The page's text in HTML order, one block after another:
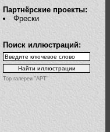
Партнёрские проекты:
Фрески
Поиск иллюстраций:
Top галереи "АРТ"